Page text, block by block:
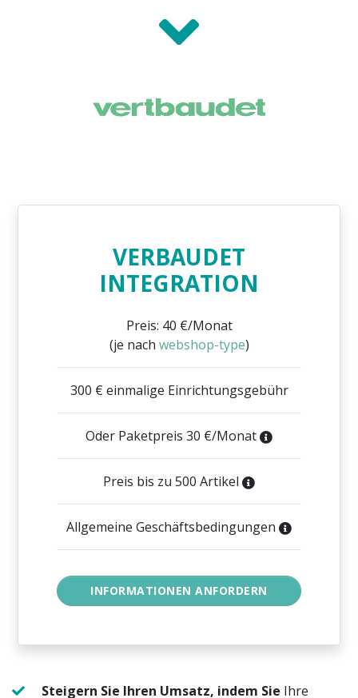
VERBAUDET
INTEGRATION
Preis: 40 €/Monat
(je nach webshop-type)
300 € einmalige Einrichtungsgebühr
Oder Paketpreis 30 €/Monat
Preis bis zu 500 Artikel
Allgemeine Geschäftsbedingungen
Steigern Sie Ihren Umsatz, indem Sie Ihre